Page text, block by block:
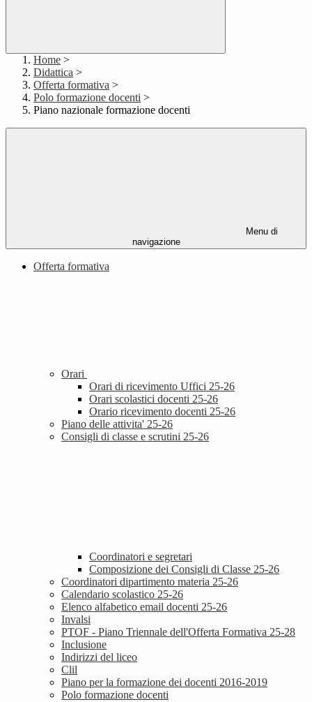
Home >
Didattica >
Offerta formativa >
Polo formazione docenti >
Piano nazionale formazione docenti
Menu di
navigazione
Offerta formativa
Orari
Orari di ricevimento Uffici 25-26
Orari scolastici docenti 25-26
Orario ricevimento docenti 25-26
Piano delle attivita' 25-26
Consigli di classe e scrutini 25-26
Coordinatori e segretari
Composizione dei Consigli di Classe 25-26
Coordinatori dipartimento materia 25-26
Calendario scolastico 25-26
Elenco alfabetico email docenti 25-26
Invalsi
PTOF - Piano Triennale dell'Offerta Formativa 25-28
Inclusione
Indirizzi del liceo
Clil
Piano per la formazione dei docenti 2016-2019
Polo formazione docenti